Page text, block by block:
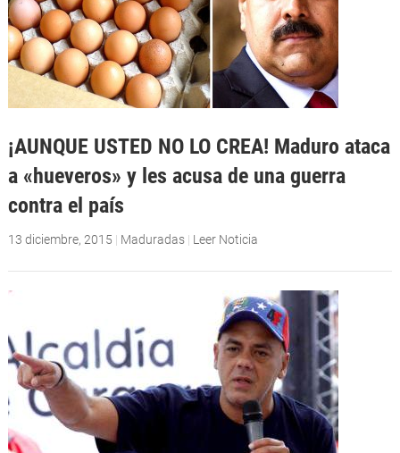
¡AUNQUE USTED NO LO CREA! Maduro ataca
a «hueveros» y les acusa de una guerra
contra el país
13 diciembre, 2015 | Maduradas | Leer Noticia